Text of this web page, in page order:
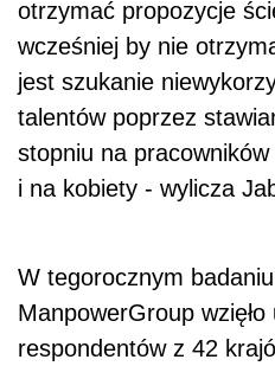
otrzymać propozycje
wcześniej by nie
jest szukanie
talentów poprzez
stopniu na
i na kobiety - wylicza
W tegorocznym
ManpowerGroup wzięło
respondentów z 42